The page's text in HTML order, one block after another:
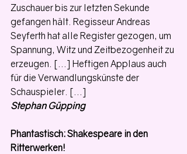
Zuschauer bis zur letzten Sekunde
gefangen hält. Regisseur Andreas
Seyferth hat alle Register gezogen, um
Spannung, Witz und Zeitbezogenheit zu
erzeugen. [...] Heftigen Applaus auch
für die Verwandlungskünste der
Schauspieler. [...]
Stephan Güpping
Phantastisch: Shakespeare in den
Ritterwerken!